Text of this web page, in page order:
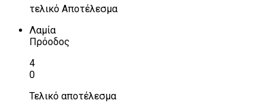
τελικό Αποτέλεσμα
Λαμία
Πρόοδος
4
0
Τελικό αποτέλεσμα